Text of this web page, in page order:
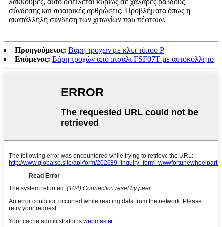
σύνδεσης και σφαιρικές αρθρώσεις. Προβλήματα όπως η
ακατάλληλη σύνδεση των χιτωνίων που πέφτουν.
Προηγούμενος: Βάρη τροχών με κλιπ τύπου P
Επόμενος: Βάρη τροχών από ατσάλι FSF07T με αυτοκόλλητο